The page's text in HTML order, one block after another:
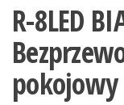
R-8LED
pokojowy